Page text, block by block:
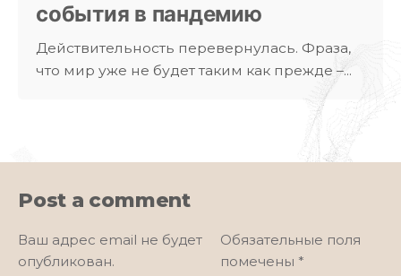
события в пандемию
Действительность перевернулась. Фраза,
что мир уже не будет таким как прежде –...
Post a comment
Ваш адрес email не будет
опубликован.
Обязательные поля
помечены *